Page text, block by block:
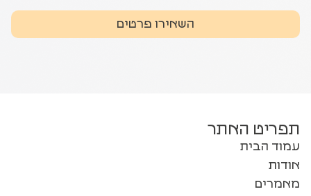
השאירו פרטים
תפריט האתר
עמוד הבית
אודות
מאמרים